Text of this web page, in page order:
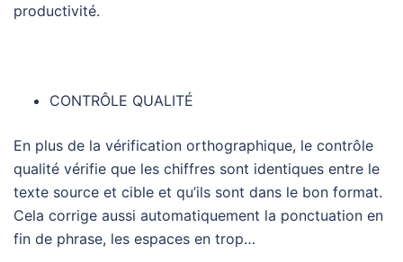
productivité.
CONTRÔLE QUALITÉ
En plus de la vérification orthographique, le contrôle
qualité vérifie que les chiffres sont identiques entre le
texte source et cible et qu’ils sont dans le bon format.
Cela corrige aussi automatiquement la ponctuation en
fin de phrase, les espaces en trop…